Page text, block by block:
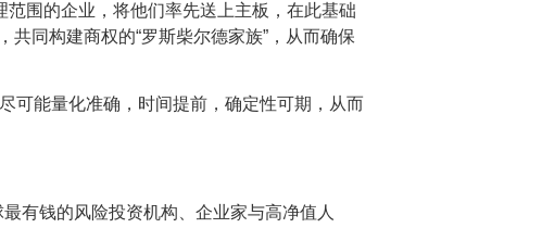
围的企业，将他们率先送上主板，在此基础
共同构建商权的“罗斯柴尔德家族”，从而确保
可能量化准确，时间提前，确定性可期，从而
有钱的风险投资机构、企业家与高净值人